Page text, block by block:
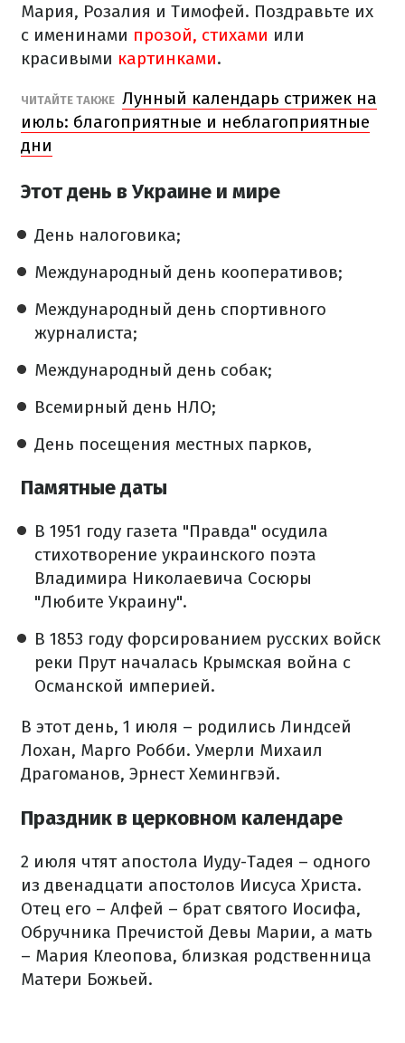
Мария, Розалия и Тимофей. Поздравьте их
с именинами прозой, стихами или
красивыми картинками.
ЧИТАЙТЕ ТАКЖЕ Лунный календарь стрижек на
июль: благоприятные и неблагоприятные
дни
Этот день в Украине и мире
День налоговика;
Международный день кооперативов;
Международный день спортивного
журналиста;
Международный день собак;
Всемирный день НЛО;
День посещения местных парков,
Памятные даты
В 1951 году газета "Правда" осудила
стихотворение украинского поэта
Владимира Николаевича Сосюры
"Любите Украину".
В 1853 году форсированием русских войск
реки Прут началась Крымская война с
Османской империей.
В этот день, 1 июля – родились Линдсей
Лохан, Марго Робби. Умерли Михаил
Драгоманов, Эрнест Хемингвэй.
Праздник в церковном календаре
2 июля чтят апостола Иуду-Тадея – одного
из двенадцати апостолов Иисуса Христа.
Отец его – Алфей – брат святого Иосифа,
Обручника Пречистой Девы Марии, а мать
– Мария Клеопова, близкая родственница
Матери Божьей.